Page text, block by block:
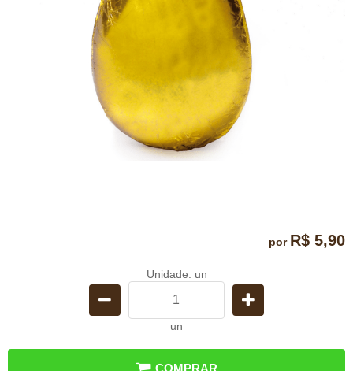
por R$ 5,90
Unidade: un
un
COMPRAR